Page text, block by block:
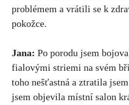
problémem a vrátili se k
pokožce.
Jana: Po porodu jsem
fialovými striemi na‌ svém
toho ‍nešťastná a ztratila
jsem objevila místní⁢ salon